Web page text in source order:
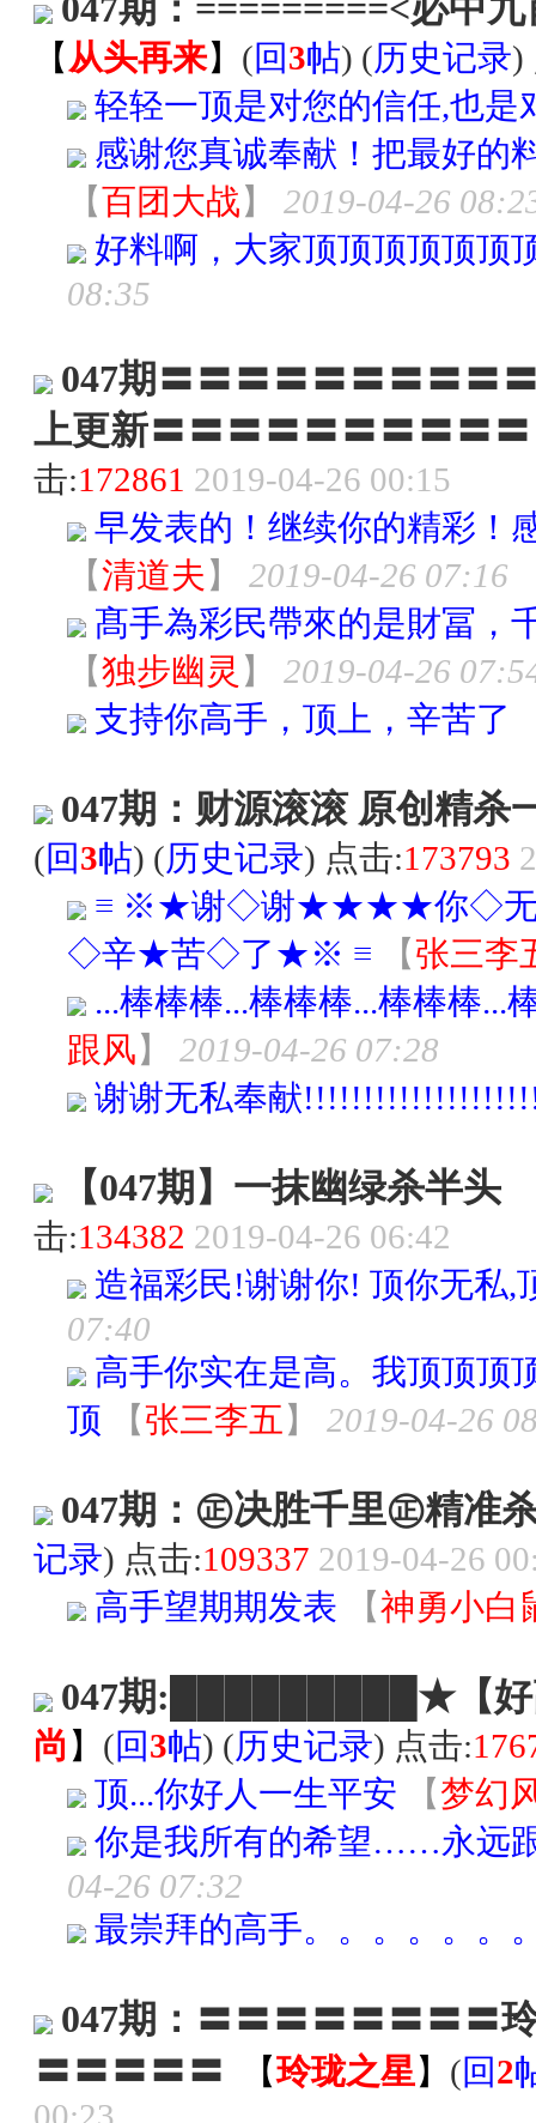
047期：=========<必中
【 从头再来】 (回3帖) (历史记录)
轻轻一顶是对您的信任,也
感谢您真诚奉献！把最好的
【百团大战】
2019-04-26
好料啊，大家顶顶顶顶顶顶
08:35
047期〓〓〓〓〓〓〓〓〓
上更新〓〓〓〓〓〓〓〓〓
击:172861 2019-04-26 00:15
早发表的！继续你的精彩！
【清道夫 】
2019-04-26 07:16
髙手為彩民帶來的是財冨，
【独步幽灵 】
2019-04-26
支持你高手，顶上，辛苦了
047期：财源滚滚 原创精杀
(回3帖) (历史记录) 点击:173793
≡ ※★谢◇谢★★★★你
◇辛★苦◇了★※ ≡
【张三李
...棒棒棒...棒棒棒...棒棒棒...
跟风】
2019-04-26 07:28
谢谢无私奉献
【047期】一抹幽绿杀半头
击:134382 2019-04-26 06:42
造福彩民!谢谢你! 顶你无私,
07:40
高手你实在是高。我顶顶顶
顶
【张三李五 】 2019-04-26
047期：㊣决胜千里㊣精准
记录) 点击:109337 2019-04-26
高手望期期发表
【神勇小白
047期:█████████★【
尚 】 (回3帖) (历史记录) 点击:
顶...你好人一生平安
【梦幻
你是我所有的希望……永远
04-26 07:32
最崇拜的高手。。。。。。
047期：〓〓〓〓〓〓〓〓
〓〓〓〓〓
【玲珑之星 】 (回2